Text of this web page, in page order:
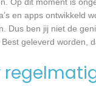
Op dit moment is
en apps ontwikkeld
Dus ben jij niet de
geleverd worden,